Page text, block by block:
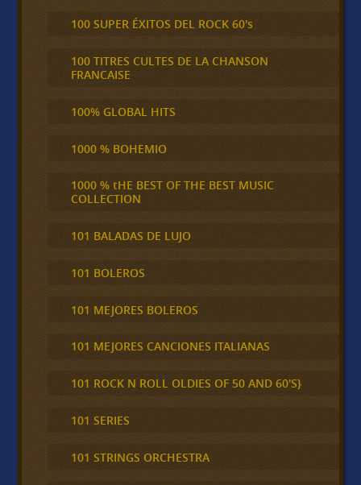
100 SUPER ÉXITOS DEL ROCK 60's
100 TITRES CULTES DE LA CHANSON
FRANCAISE
100% GLOBAL HITS
1000 % BOHEMIO
1000 % tHE BEST OF THE BEST MUSIC
COLLECTION
101 BALADAS DE LUJO
101 BOLEROS
101 MEJORES BOLEROS
101 MEJORES CANCIONES ITALIANAS
101 ROCK N ROLL OLDIES OF 50 AND 60'S}
101 SERIES
101 STRINGS ORCHESTRA